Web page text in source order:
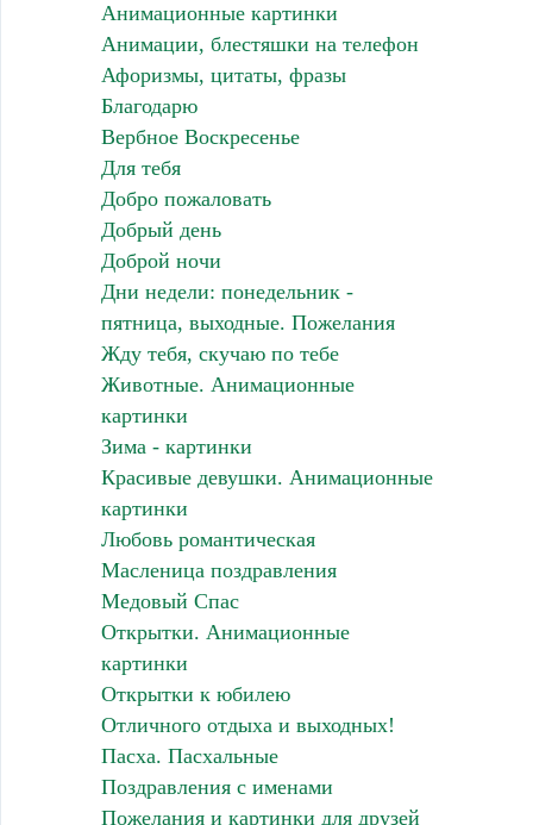
Анимационные картинки
Анимации, блестяшки на телефон
Афоризмы, цитаты, фразы
Благодарю
Вербное Воскресенье
Для тебя
Добро пожаловать
Добрый день
Доброй ночи
Дни недели: понедельник -
пятница, выходные. Пожелания
Жду тебя, скучаю по тебе
Животные. Анимационные
картинки
Зима - картинки
Красивые девушки. Анимационные
картинки
Любовь романтическая
Масленица поздравления
Медовый Спас
Открытки. Анимационные
картинки
Открытки к юбилею
Отличного отдыха и выходных!
Пасха. Пасхальные
Поздравления с именами
Пожелания и картинки для друзей